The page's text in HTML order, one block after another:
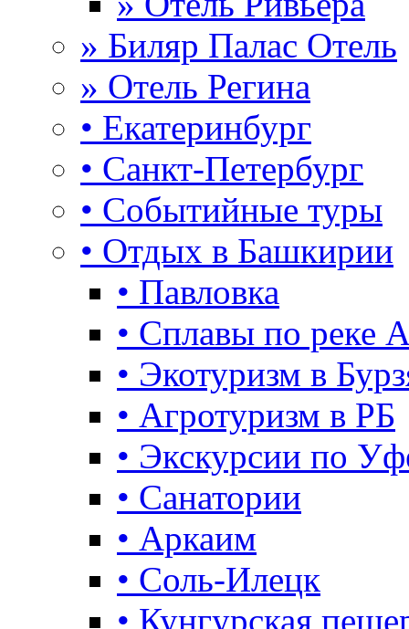
» Биляр Палас Отель
» Отель Регина
• Екатеринбург
• Санкт-Петербург
• Событийные туры
• Отдых в Башкирии
• Павловка
• Сплавы по реке
• Экотуризм в
• Агротуризм в РБ
• Экскурсии по
• Санатории
• Аркаим
• Соль-Илецк
• Кунгурская